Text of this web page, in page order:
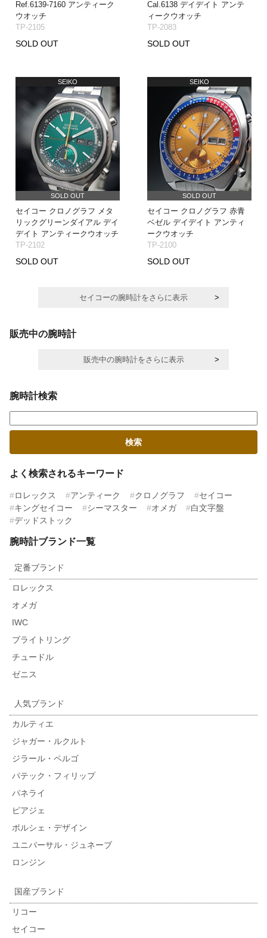
Ref.6139-7160 アンティーク
ウオッチ
TP-2105
SOLD OUT
Cal.6138 デイデイト アンテ
ィークウオッチ
TP-2083
SOLD OUT
SEIKO
SOLD OUT
セイコー クロノグラフ メタ
リックグリーンダイアル デイ
デイト アンティークウオッチ
TP-2102
SOLD OUT
SEIKO
SOLD OUT
セイコー クロノグラフ 赤青
ベゼル デイデイト アンティ
ークウオッチ
TP-2100
SOLD OUT
セイコーの腕時計をさらに表示
販売中の腕時計
販売中の腕時計をさらに表示
腕時計検索
よく検索されるキーワード
ロレックス アンティーク クロノグラフ
セイコー
キングセイコー
シーマスター オメガ
白文字盤
デッドストック
腕時計ブランド一覧
定番ブランド
ロレックス
オメガ
IWC
ブライトリング
チュードル
ゼニス
人気ブランド
カルティエ
ジャガー・ルクルト
ジラール・ペルゴ
パテック・フィリップ
パネライ
ピアジェ
ポルシェ・デザイン
ユニバーサル・ジュネーブ
ロンジン
国産ブランド
リコー
セイコー